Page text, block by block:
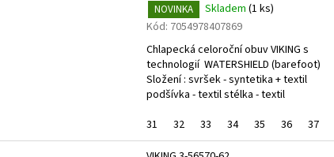
NOVINKA Skladem (1 ks)
Kód: 7054978407869
Chlapecká celoroční obuv VIKING s
technologií WATERSHIELD (barefoot)
Složení : svršek - syntetika + textil
podšívka - textil stélka - textil
31
32 33 34 35 36 37